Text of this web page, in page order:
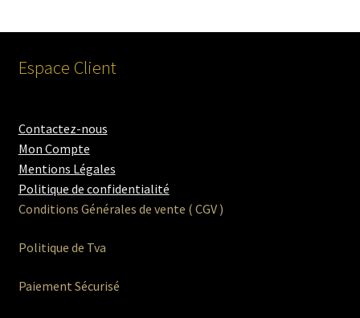
Espace Client
Contactez-nous
Mon Compte
Mentions Légales
Politique de confidentialité
Conditions Générales de vente ( CGV )
Politique de Tva
Paiement Sécurisé